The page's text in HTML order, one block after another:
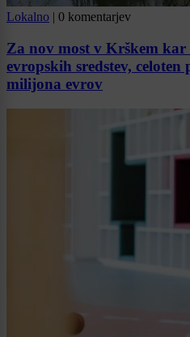
Lokalno | 0 komentarjev
Za nov most v Krškem
evropskih sredstev,
milijona evrov